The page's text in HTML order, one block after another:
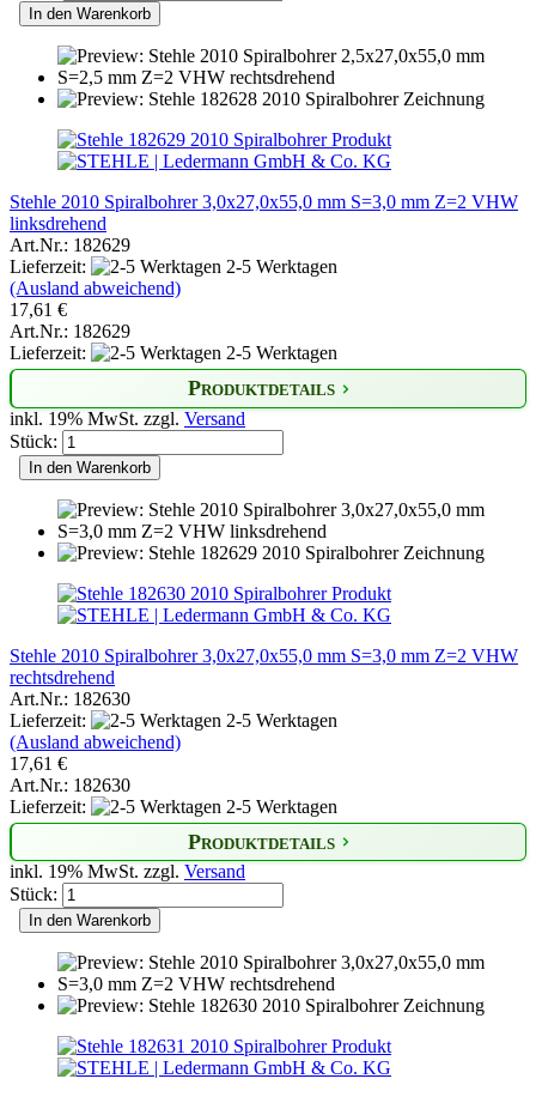
In den Warenkorb
Stehle 2010 Spiralbohrer 3,0x27,0x55,0 mm S=3,0 mm Z=2 VHW
linksdrehend
Art.Nr.: 182629
Lieferzeit:
2-5 Werktagen
(Ausland abweichend)
17,61 €
Art.Nr.: 182629
Lieferzeit:
2-5 Werktagen
Produktdetails
inkl. 19% MwSt. zzgl. Versand
Stück:
In den Warenkorb
Stehle 2010 Spiralbohrer 3,0x27,0x55,0 mm S=3,0 mm Z=2 VHW
rechtsdrehend
Art.Nr.: 182630
Lieferzeit:
2-5 Werktagen
(Ausland abweichend)
17,61 €
Art.Nr.: 182630
Lieferzeit:
2-5 Werktagen
Produktdetails
inkl. 19% MwSt. zzgl. Versand
Stück:
In den Warenkorb